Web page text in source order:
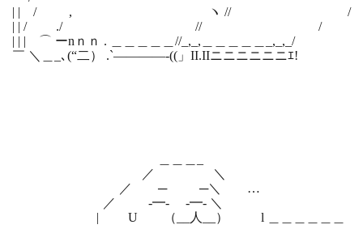
| | / , ヽ // /
| | / ./ // /
| | | ⌒ ーnｎｎ . ＿＿＿＿＿//_,_,＿＿＿＿＿_,_,_/
￣ ＼＿_､(“二） .`――――-((」II.IIニニニニニニｴ!
／ ＼
／ ─ ─＼ …
／ -━- -━- ＼
| U （__人__） l ＿＿＿＿＿＿